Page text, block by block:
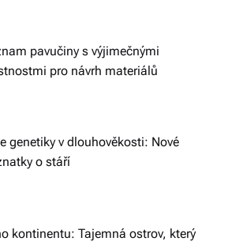
pavučiny s výjimečnými
pro návrh materiálů
genetiky v dlouhověkosti: Nové
o stáří
kontinentu: Tajemná ostrov, který